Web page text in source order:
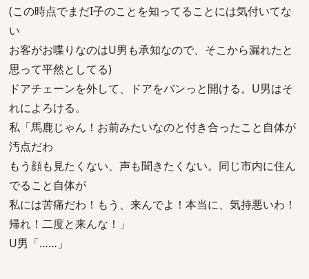
(この時点でまだI子のことを知ってることには気付いてな
い
お客がお喋りなのはU男も承知なので、そこから漏れたと
思って平然としてる)
ドアチェーンを外して、ドアをバンっと開ける。U男はそ
れによろける。
私「馬鹿じゃん！お前みたいなのと付き合ったこと自体が
汚点だわ
もう顔も見たくない、声も聞きたくない。同じ市内に住ん
でること自体が
私には苦痛だわ！もう、来んでよ！本当に、気持悪いわ！
帰れ！二度と来んな！」
U男「……」